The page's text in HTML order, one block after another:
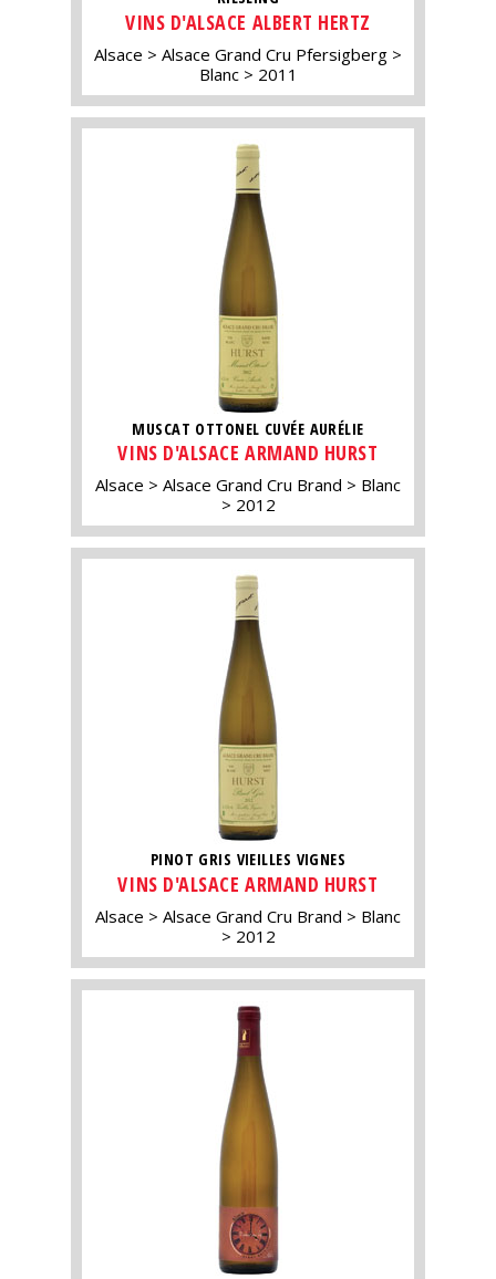
VINS D'ALSACE ALBERT HERTZ
Alsace
Alsace Grand Cru Pfersigberg
Blanc
2011
MUSCAT OTTONEL CUVÉE AURÉLIE
VINS D'ALSACE ARMAND HURST
Alsace Alsace Grand Cru Brand
Blanc
2012
PINOT GRIS VIEILLES VIGNES
VINS D'ALSACE ARMAND HURST
Alsace Alsace Grand Cru Brand
Blanc
2012